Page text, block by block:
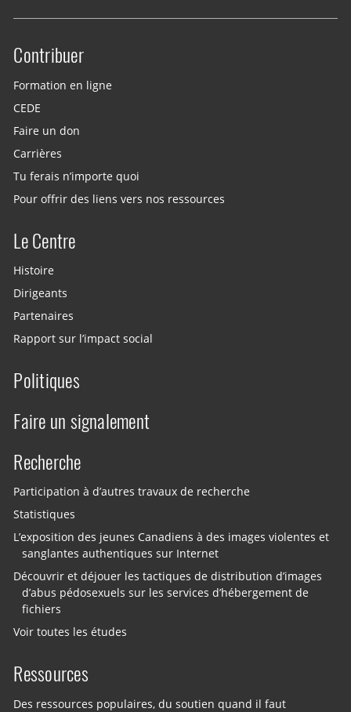
Site menu
Contribuer
Formation en ligne
CEDE
Faire un don
Carrières
Tu ferais n’importe quoi
Pour offrir des liens vers nos ressources
Le Centre
Histoire
Dirigeants
Partenaires
Rapport sur l’impact social
Politiques
Faire un signalement
Recherche
Participation à d’autres travaux de recherche
Statistiques
L’exposition des jeunes Canadiens à des images violentes et
sanglantes authentiques sur Internet
Découvrir et déjouer les tactiques de distribution d’images
d’abus pédosexuels sur les services d’hébergement de
fichiers
Voir toutes les études
Ressources
Des ressources populaires, du soutien quand il faut